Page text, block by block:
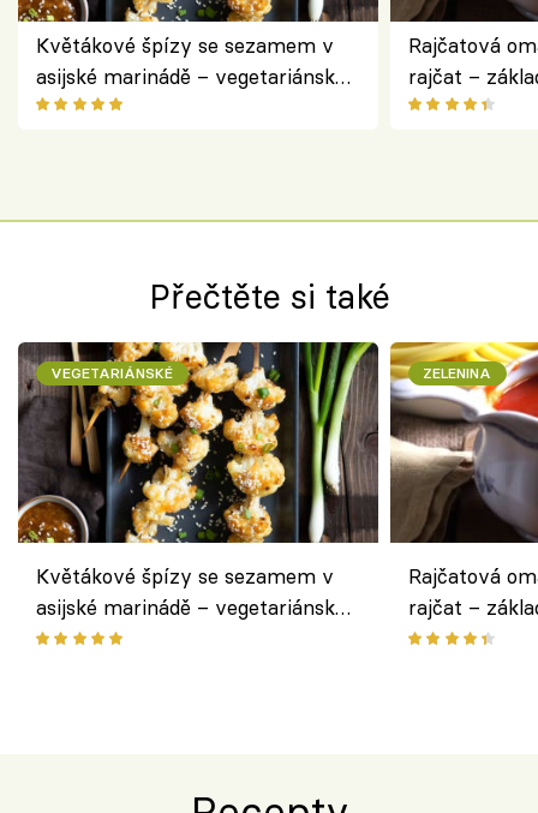
Květákové špízy se sezamem v
asijské marinádě – vegetariánská
chuťovka z grilu
Rajčatová
rajčat –
Přečtěte si také
VEGETARIÁNSKÉ
Květákové špízy se sezamem v
asijské marinádě – vegetariánská
chuťovka z grilu
ZELENINA
Rajčatová
rajčat –